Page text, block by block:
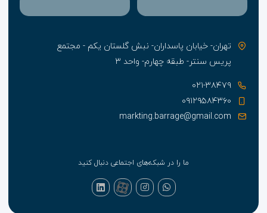
تهران- خیابان پاسداران- نبش گلستان یکم - مجتمع
پریس سنتر- طبقه چهارم- واحد ۳
۰۲۱-۳۸۴۷۹
۰۹۱۲۹۵۸۴۳۶۰
markting.barrage@gmail.com
ما را در شبکه‌های اجتماعی دنبال کنید